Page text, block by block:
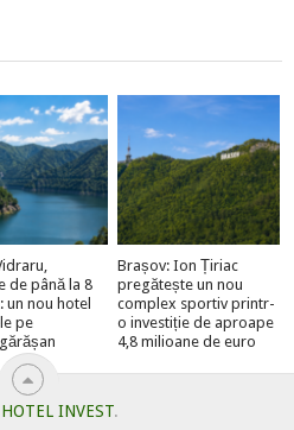
de până la 8
un nou hotel
pe
Brașov: Ion Țiriac
pregătește un nou
complex sportiv printr-
o investiție de aproape
4,8 milioane de euro
HOTEL INVEST.